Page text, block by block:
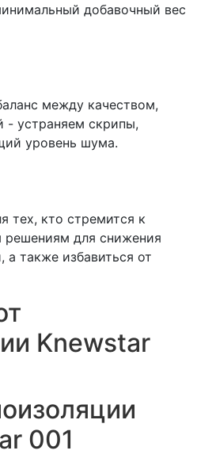
добавочный вес
между качеством,
- устраняем скрипы,
уровень шума.
тех, кто стремится к
для снижения
также избавиться от
Knewstar
001